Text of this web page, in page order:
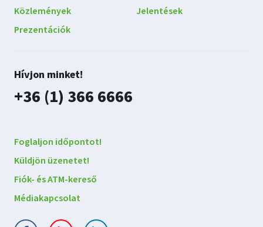
Közlemények
Jelentések
Prezentációk
Lépjen
kapcsolatba
velünk
Hívjon minket!
plusz
+36 (1) 366 6666
Foglaljon időpontot!
Küldjön üzenetet!
Fiók- és ATM-kereső
Médiakapcsolat